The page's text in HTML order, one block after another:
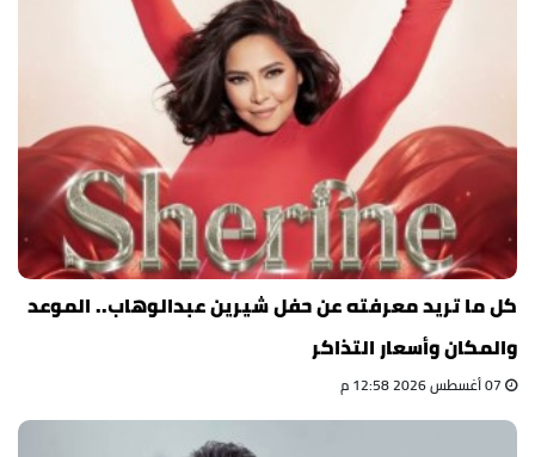
كل ما تريد معرفته عن حفل شيرين عبدالوهاب.. الموعد
والمكان وأسعار التذاكر